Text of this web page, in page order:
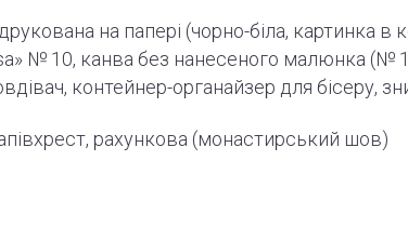
на папері (чорно-біла, картинка в
№ 10, канва без нанесеного малюнка (№
контейнер-органайзер для бісеру,
рахункова (монастирський шов)